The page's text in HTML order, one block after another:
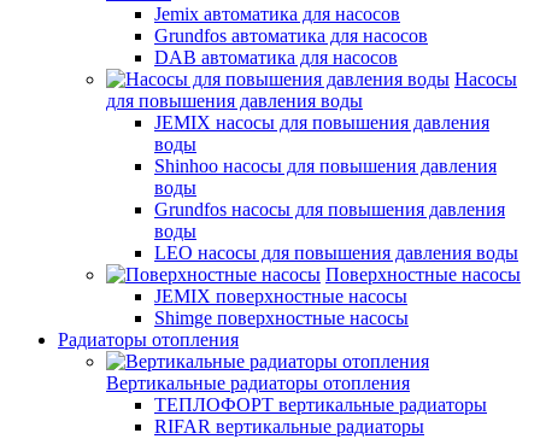
Jemix автоматика для насосов
Grundfos автоматика для насосов
DAB автоматика для насосов
Насосы
для повышения давления воды
JEMIX насосы для повышения давления
воды
Shinhoo насосы для повышения давления
воды
Grundfos насосы для повышения давления
воды
LEO насосы для повышения давления воды
Поверхностные насосы
JEMIX поверхностные насосы
Shimge поверхностные насосы
Радиаторы отопления
Вертикальные радиаторы отопления
ТЕПЛОФОРТ вертикальные радиаторы
RIFAR вертикальные радиаторы